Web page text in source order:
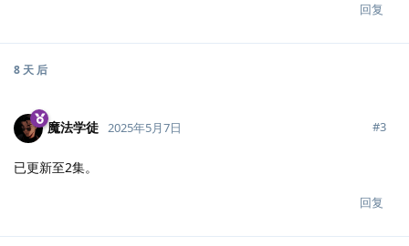
回复
8 天 后
魔法学徒 2025年5月7日 #3
已更新至2集。
回复